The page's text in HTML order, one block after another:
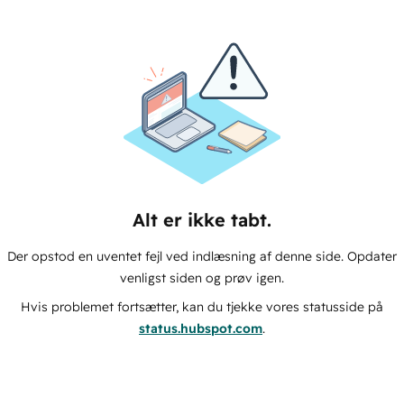
Alt er ikke tabt.
Der opstod en uventet fejl ved indlæsning af denne side. Opdater
venligst siden og prøv igen.
Hvis problemet fortsætter, kan du tjekke vores statusside på
status.hubspot.com.